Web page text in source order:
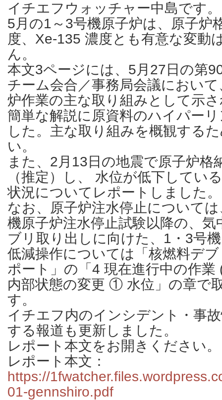
イチエフウォッチャー中島です。
5月の1～3号機原子炉は、原子炉
度、Xe-135 濃度とも有意な変動
ん。
本文3ページには、5月27日の第
チーム会合／事務局会議におい
炉作業の主な取り組みとして示
簡単な解説に原資料のハイパー
した。主な取り組みを概観する
い。
また、2月13日の地震で原子炉格
（推定）し、 水位が低下してい
状況についてレポートしました。
なお、原子炉注水停止について
機原子炉注水停止試験以降の、
ブリ取り出しに向けた、1・3号
低減操作については「核燃料デ
ポート」の「4 現在進行中の作業
内部状態の変更 ① 水位」の章で
す。
イチエフ内のインシデント・事
する報道も更新しました。
レポート本文をお開きください。
レポート本文：
https://
01-gennshiro.pdf